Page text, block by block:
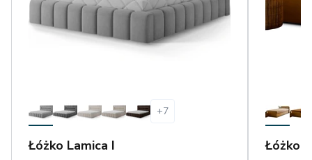
+7
Łóżko Lamica I Łóżko